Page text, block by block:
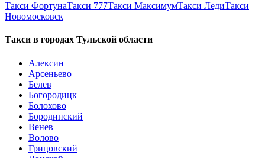
Такси ФортунаТакси 777Такси МаксимумТакси ЛедиТакси
Новомосковск
Такси в городах Тульской области
Алексин
Арсеньево
Белев
Богородицк
Болохово
Бородинский
Венев
Волово
Грицовский